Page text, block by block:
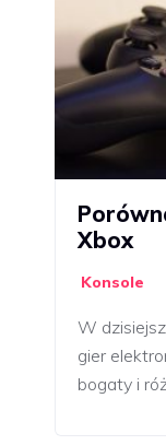
Xbox
Konsole
W
gier
bogaty i